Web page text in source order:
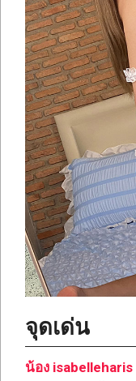
จุดเด่น
น้อง isabelleharis